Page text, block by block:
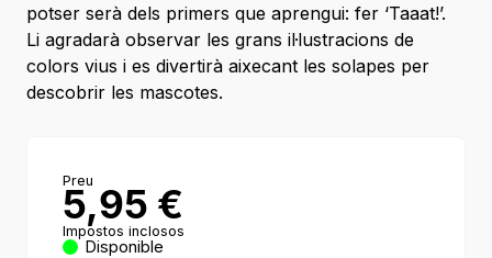
potser serà dels primers que aprengui: fer ‘Taaat!’.
Li agradarà observar les grans il·lustracions de
colors vius i es divertirà aixecant les solapes per
descobrir les mascotes.
Preu
5,95 €
Impostos inclosos
Disponible